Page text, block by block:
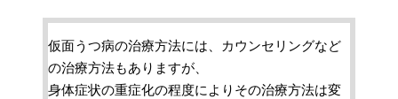
仮面うつ病の治療方法には、カウンセリングなど
の治療方法もありますが、
身体症状の重症化の程度によりその治療方法は変